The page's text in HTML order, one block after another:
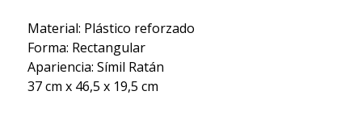
Material: Plástico reforzado
Forma: Rectangular
Apariencia: Símil Ratán
37 cm x 46,5 x 19,5 cm